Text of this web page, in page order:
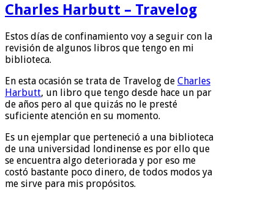
Charles Harbutt – Travelog
Estos días de confinamiento voy a seguir con la
revisión de algunos libros que tengo en mi
biblioteca.
En esta ocasión se trata de Travelog de Charles
Harbutt, un libro que tengo desde hace un par
de años pero al que quizás no le presté
suficiente atención en su momento.
Es un ejemplar que perteneció a una biblioteca
de una universidad londinense es por ello que
se encuentra algo deteriorada y por eso me
costó bastante poco dinero, de todos modos ya
me sirve para mis propósitos.